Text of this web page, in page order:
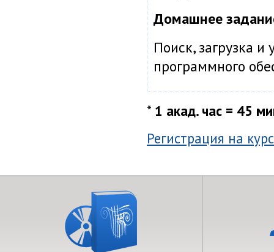
Домашнее
Поиск, загрузка
программного
* 1 акад. час = 45
Регистрация на курс